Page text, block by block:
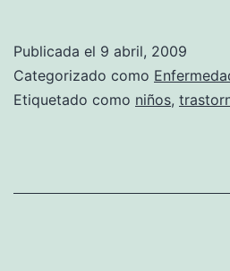
los
niños
a
Publicada el 9 abril, 2009
Categorizado como
Etiquetado como niños,